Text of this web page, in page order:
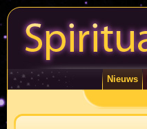
Nieuws